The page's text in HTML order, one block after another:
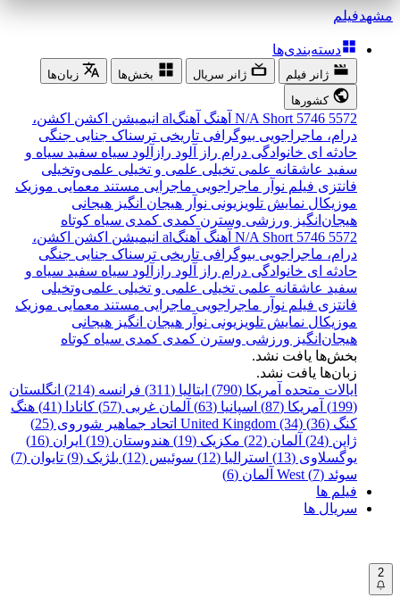
مشهدفیلم
دسته‌بندی‌ها
ژانر فیلم ژانر سریال بخش‌ها
زبان‌ها
کشورها
5572
5746
N/A Short آهنگ آهنگal انیمیشن اکشن اکشن،
درام، ماجراجویی بیوگرافی تاریخی ترسناک جنایی جنگی
حادثه ای خانوادگی درام راز آلود رازآلود سیاه سفید سیاه و
سفید عاشقانه علمی تخیلی علمی و تخیلی علمی‌و‌تخیلی
فانتزی فیلم نوآر ماجراجویی ماجرایی مستند معمایی موزیک
موزیکال نمایش تلویزیونی نوآر هیجان انگیز هیجانی
هیجان‌انگیز ورزشی وسترن کمدی کمدی سیاه کوتاه
5572
5746
N/A Short آهنگ آهنگal انیمیشن اکشن اکشن،
درام، ماجراجویی بیوگرافی تاریخی ترسناک جنایی جنگی
حادثه ای خانوادگی درام راز آلود رازآلود سیاه سفید سیاه و
سفید عاشقانه علمی تخیلی علمی و تخیلی علمی‌و‌تخیلی
فانتزی فیلم نوآر ماجراجویی ماجرایی مستند معمایی موزیک
موزیکال نمایش تلویزیونی نوآر هیجان انگیز هیجانی
هیجان‌انگیز ورزشی وسترن کمدی کمدی سیاه کوتاه
بخش‌ها یافت نشد.
زبان‌ها یافت نشد.
ایالات متحده آمریکا (790)
ایتالیا (311) فرانسه (214)
انگلستان
(199)
آمریکا (87) اسپانیا (63) آلمان غربی (57) کانادا (41)
هنگ
کنگ (36)
United Kingdom (34) اتحاد جماهیر شوروی (25)
ژاپن (24)
آلمان (22) مکزیک (19) هندوستان (19)
ایران (16)
یوگسلاوی (13)
استرالیا (12) سوئیس (12) بلژیک (9)
تایوان (7)
سوئد (7)
West آلمان (6)
فیلم ها
سریال ها
2